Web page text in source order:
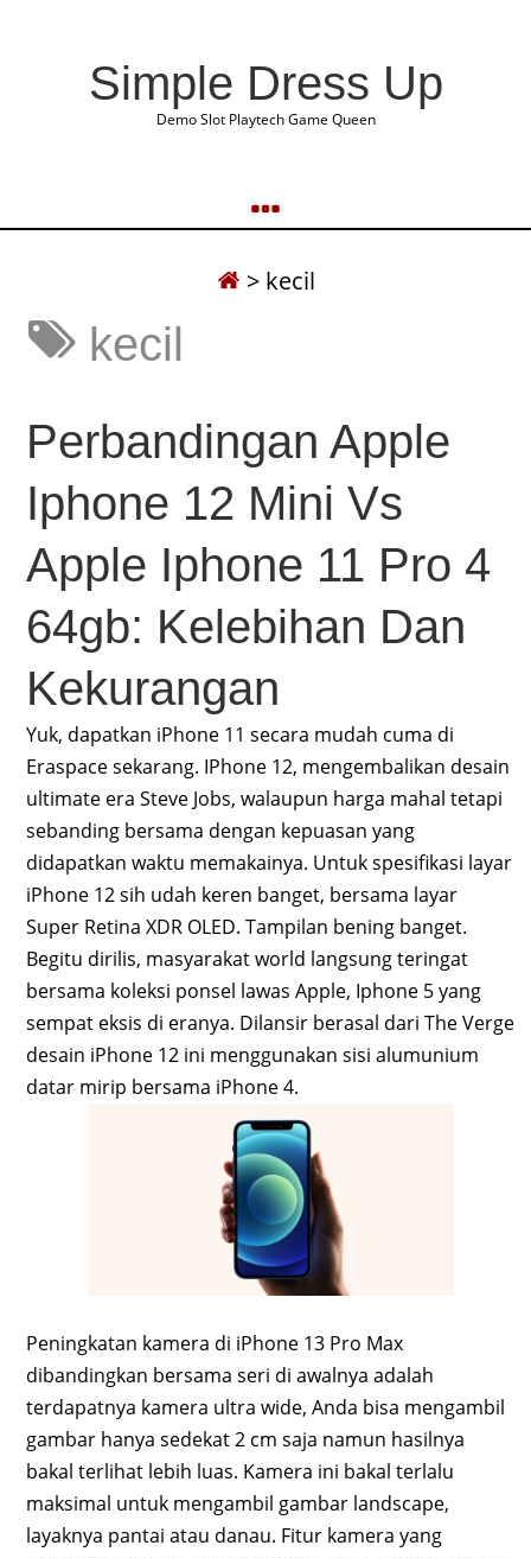
Simple Dress Up
Demo Slot Playtech Game Queen
> kecil
kecil
Perbandingan Apple
Iphone 12 Mini Vs
Apple Iphone 11 Pro 4
64gb: Kelebihan Dan
Kekurangan
Yuk, dapatkan iPhone 11 secara mudah cuma di
Eraspace sekarang. IPhone 12, mengembalikan desain
ultimate era Steve Jobs, walaupun harga mahal tetapi
sebanding bersama dengan kepuasan yang
didapatkan waktu memakainya. Untuk spesifikasi layar
iPhone 12 sih udah keren banget, bersama layar
Super Retina XDR OLED. Tampilan bening banget.
Begitu dirilis, masyarakat world langsung teringat
bersama koleksi ponsel lawas Apple, Iphone 5 yang
sempat eksis di eranya. Dilansir berasal dari The Verge
desain iPhone 12 ini menggunakan sisi alumunium
datar mirip bersama iPhone 4.
Peningkatan kamera di iPhone 13 Pro Max
dibandingkan bersama seri di awalnya adalah
terdapatnya kamera ultra wide, Anda bisa mengambil
gambar hanya sedekat 2 cm saja namun hasilnya
bakal terlihat lebih luas. Kamera ini bakal terlalu
maksimal untuk mengambil gambar landscape,
layaknya pantai atau danau. Fitur kamera yang